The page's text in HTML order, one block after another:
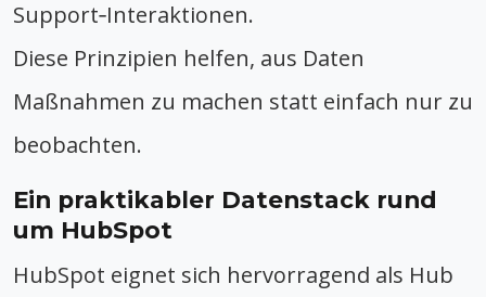
Support‑Interaktionen.
Diese Prinzipien helfen, aus Daten
Maßnahmen zu machen statt einfach nur zu
beobachten.
Ein praktikabler Datenstack rund
um HubSpot
HubSpot eignet sich hervorragend als Hub